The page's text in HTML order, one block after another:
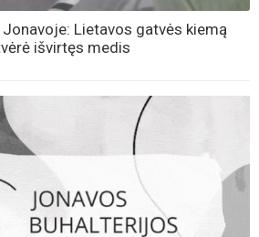
Lietavos gatvės kiemą
išvirtęs medis